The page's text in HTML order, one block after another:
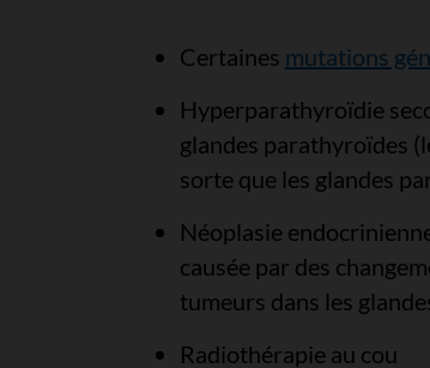
Certaines mutations
Hyperparathyroïdie
glandes parathyroïdes
sorte que les glandes
Néoplasie
causée par des
tumeurs dans les
Radiothérapie au cou